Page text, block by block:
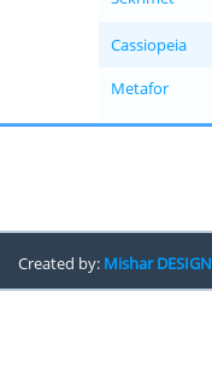
Cassiopeia
Metafor
Created by: Mishar DESIGN